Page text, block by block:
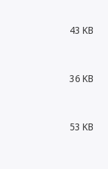
43 KB
36 KB
53 KB